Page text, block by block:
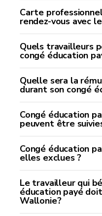
Carte
rendez-vous avec
Quels travailleurs
congé éducation
Quelle sera la
durant son congé
Congé éducation
peuvent être
Congé éducation
elles exclues ?
Le travailleur qui
éducation payé
Wallonie?